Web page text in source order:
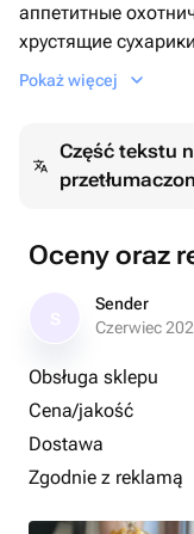
аппетитные
хрустящие
острый перец
поесть!
Pokaż więcej
Część tekstu
Oceny oraz
Sender
Czerwiec
Obsługa sklepu
Cena/jakość
Dostawa
Zgodnie z reklamą